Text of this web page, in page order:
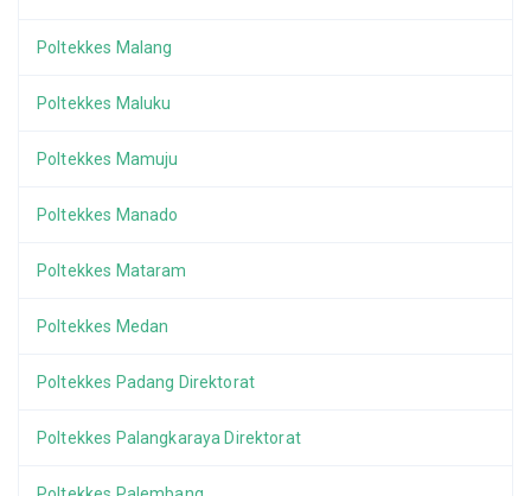
Poltekkes Malang
Poltekkes Maluku
Poltekkes Mamuju
Poltekkes Manado
Poltekkes Mataram
Poltekkes Medan
Poltekkes Padang Direktorat
Poltekkes Palangkaraya Direktorat